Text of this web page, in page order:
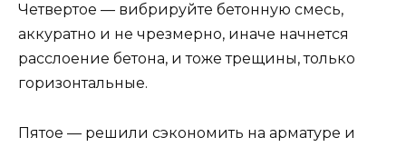
Четвертое — вибрируйте бетонную смесь,
аккуратно и не чрезмерно, иначе начнется
расслоение бетона, и тоже трещины, только
горизонтальные.
Пятое — решили сэкономить на арматуре и